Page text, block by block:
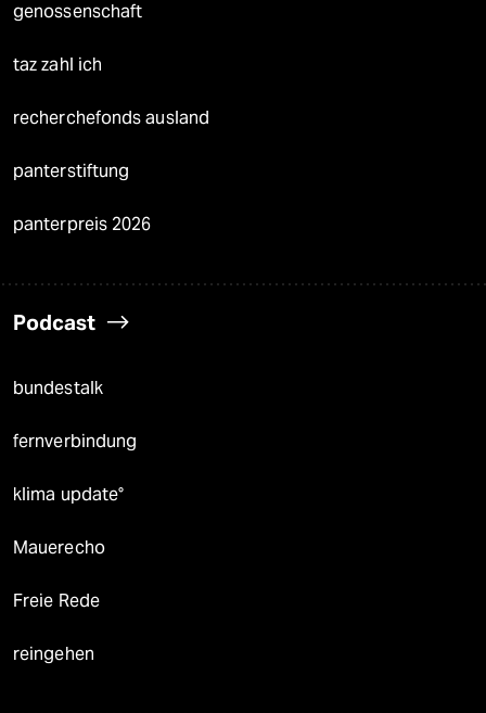
genossenschaft
taz zahl ich
recherchefonds ausland
panterstiftung
panterpreis 2026
Podcast
bundestalk
fernverbindung
klima update°
Mauerecho
Freie Rede
reingehen